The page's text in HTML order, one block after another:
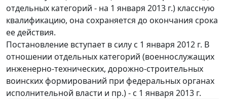
отдельных категорий - на 1 января 2013 г.) классную
квалификацию, она сохраняется до окончания срока
ее действия.
Постановление вступает в силу с 1 января 2012 г. В
отношении отдельных категорий (военнослужащих
инженерно-технических, дорожно-строительных
воинских формирований при федеральных органах
исполнительной власти и пр.) - с 1 января 2013 г.